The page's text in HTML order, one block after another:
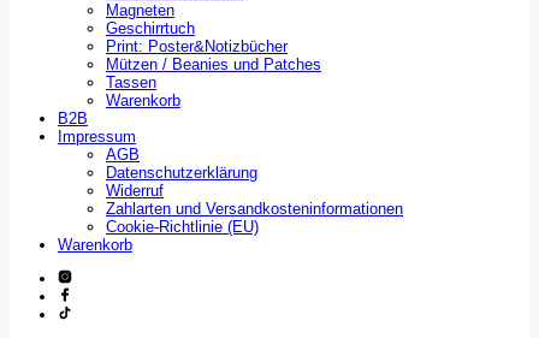
Magneten
Geschirrtuch
Print: Poster&Notizbücher
Mützen / Beanies und Patches
Tassen
Warenkorb
B2B
Impressum
AGB
Datenschutzerklärung
Widerruf
Zahlarten und Versandkosteninformationen
Cookie-Richtlinie (EU)
Warenkorb